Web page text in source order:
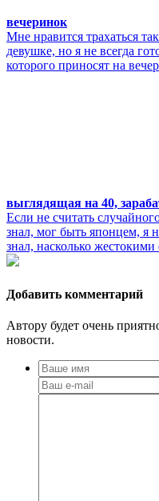
вечеринок
Мне нравится трахаться
девушке, но я не всегда
которого приносят на
выглядящая на 40,
Если не считать
знал, мог быть японцем, я
знал, насколько
Добавить комментарий
Автору будет очень
новости.